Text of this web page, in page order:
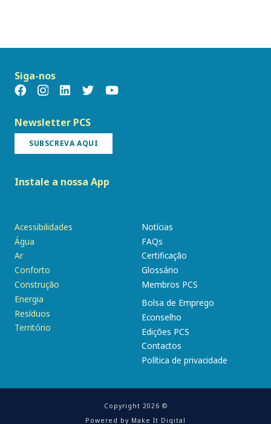
Siga-nos
Newsletter PCS
SUBSCREVA AQUI
Instale a nossa App
Acessibilidades
Água
Ar
Conforto
Construção
Energia
Resíduos
Território
Notícias
FAQs
Certificação
Glossário
Membros PCS
Bolsa de Emprego
Econselho
Edições PCS
Contactos
Política de privacidade
Copyright 2026 ©
Powered by Make It Digital